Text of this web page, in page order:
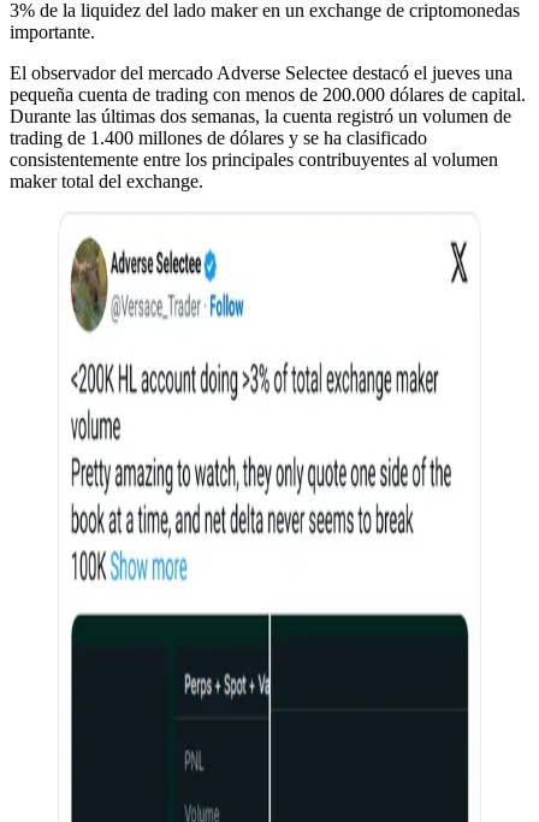
3% de la liquidez del lado maker en un exchange de criptomonedas
importante.
El observador del mercado Adverse Selectee destacó el jueves una
pequeña cuenta de trading con menos de 200.000 dólares de capital.
Durante las últimas dos semanas, la cuenta registró un volumen de
trading de 1.400 millones de dólares y se ha clasificado
consistentemente entre los principales contribuyentes al volumen
maker total del exchange.